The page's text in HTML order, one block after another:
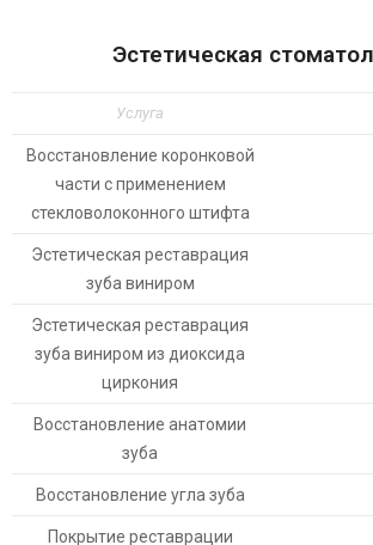
Эстетическая
Услуга
Восстановление коронковой
части с применением
стекловолоконного штифта
Эстетическая реставрация
зуба виниром
Эстетическая реставрация
зуба виниром из диоксида
циркония
Восстановление анатомии
зуба
Восстановление угла зуба
Покрытие реставрации